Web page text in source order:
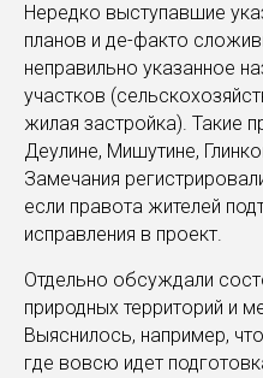
Нередко выступавшие
планов и де-факто
неправильно указанное
участков
жилая застройка). Такие
Деулине, Мишутине,
Замечания
если правота жителей
исправления в проект.
Отдельно обсуждали
природных территорий и
Выяснилось, например,
где вовсю идет